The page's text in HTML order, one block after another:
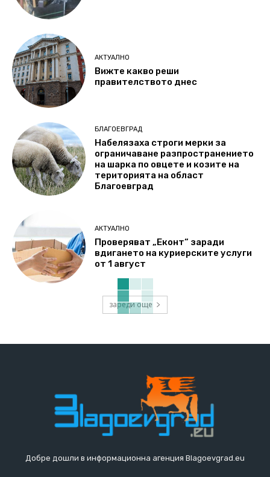
АКТУАЛНО
Вижте какво реши
правителството днес
БЛАГОЕВГРАД
Набелязаха строги мерки за
ограничаване разпространението
на шарка по овцете и козите на
територията на област
Благоевград
АКТУАЛНО
Проверяват „Еконт“ заради
вдигането на куриерските услуги
от 1 август
зареди още
Добре дошли в информационна агенция Blagoevgrad.eu